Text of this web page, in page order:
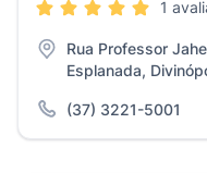
1
Rua Professor
Esplanada,
(37) 3221-5001